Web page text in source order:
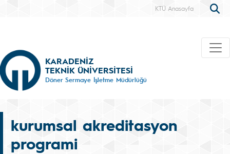
KTÜ Anasayfa
KARADENİZ
TEKNİK ÜNİVERSİTESİ
Döner Sermaye İşletme Müdürlüğü
kurumsal akreditasyon
programi